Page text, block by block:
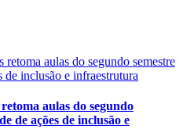
aulas do segundo
de ações de inclusão e